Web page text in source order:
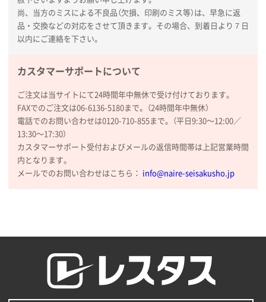
尚、当方のミスによる不良品（欠損、印刷のミス等）は、早急に返
品・交換などの対応をさせて頂きます。その場合、到着日より７日
以内にご連絡を下さい。
カスタマーサポートについて
ご注文は当サイトにて24時間年中無休で受け付けております。
FAXでのご注文は06-6136-5180まで。（24時間年中無休）
電話でのお問い合わせは0120-710-855まで。（平日9:30〜12:00／
13:30〜17:30）
カスタマーサポート受付およびメールの返信時間帯は上記営業時間
内となります。
メールでのお問い合わせはこちら： info@naire-seisakusho.jp